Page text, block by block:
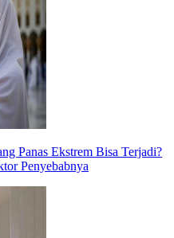
Panas Ekstrem Bisa Terjadi?
Penyebabnya